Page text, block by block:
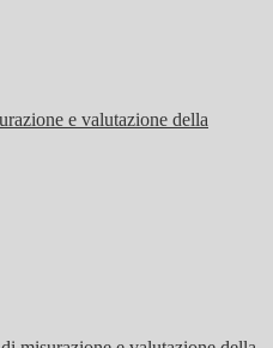
e valutazione della